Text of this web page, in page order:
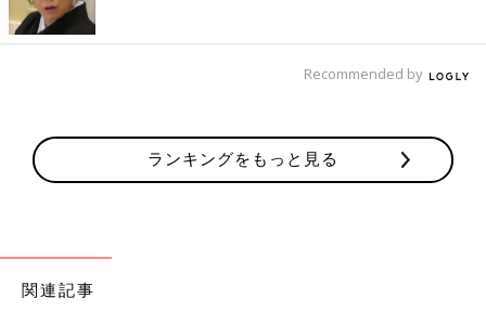
Recommended by
ランキングをもっと見る
関連記事